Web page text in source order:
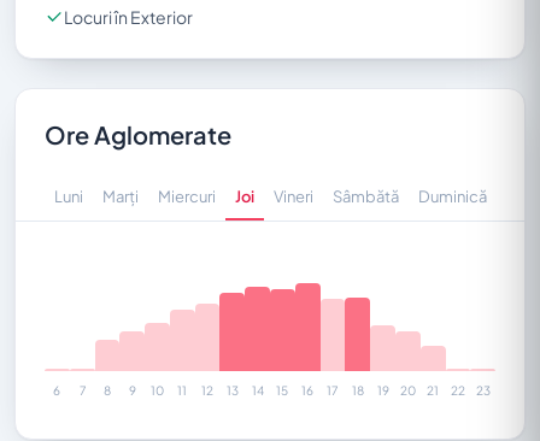
Locuri în Exterior
Ore Aglomerate
Luni Marți Miercuri Joi Vineri Sâmbătă Duminică
6 7 8 9 10 11 12 13 14 15 16 17 18 19 20 21 22 23